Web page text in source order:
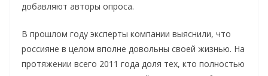
добавляют авторы опроса.
В прошлом году эксперты компании выяснили, что
россияне в целом вполне довольны своей жизнью. На
протяжении всего 2011 года доля тех, кто полностью